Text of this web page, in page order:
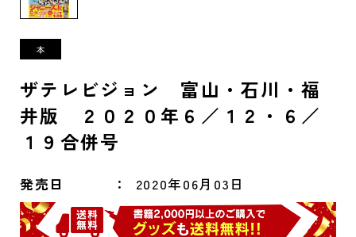
ザテレビジョン 富山・石川・福
井版 ２０２０年６／１２・６／
１９合併号
発売日 2020年06月03日